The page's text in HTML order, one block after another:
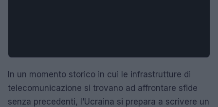
In un momento storico in cui le infrastrutture di
telecomunicazione si trovano ad affrontare sfide
senza precedenti, l’Ucraina si prepara a scrivere un